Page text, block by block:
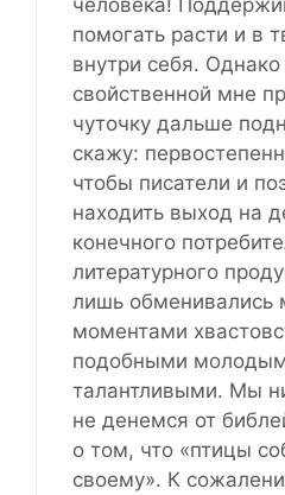
человека!
помогать расти и в
внутри себя.
свойственной мне
чуточку дальше
скажу:
чтобы писатели и
находить выход на
конечного
литературного
лишь обменивались
моментами
подобными
талантливыми. Мы
не денемся от
о том, что «птицы
своему». К